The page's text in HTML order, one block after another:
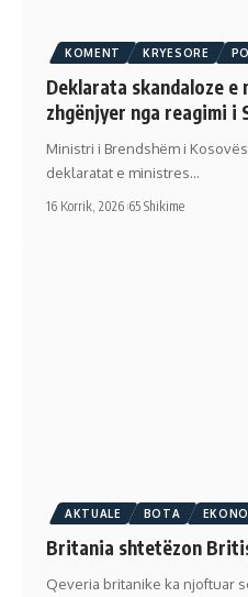
KOMENT KRYESORE
Deklarata skandaloze e
zhgënjyer nga reagimi i
Ministri i Brendshëm i
deklaratat e ministres…
16 Korrik, 2026 65 Shikime
AKTUALE BOTA
Britania shtetëzon
Qeveria britanike ka njoftuar